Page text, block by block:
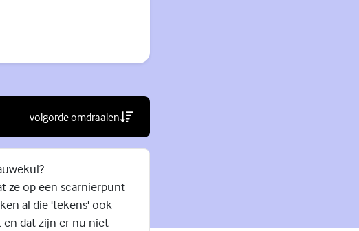
volgorde omdraaien
(Externe link)
ze op een scarnierpunt
al die 'tekens' ook
en dat zijn er nu niet